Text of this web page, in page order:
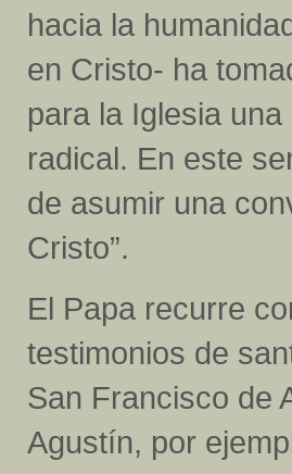
hacia la
en Cristo- ha
para la Iglesia
radical. En este
de asumir una
Cristo”.
El Papa recurre
testimonios de
San Francisco de
Agustín, por